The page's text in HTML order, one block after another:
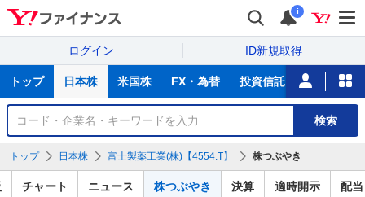
i
ログイン ID新規取得
サ
トップ 日本株 米国株 FX・為替 投資信託 ニュース
銘
検
検索
トップ 日本株 富士製薬工業(株)【4554.T】 株つぶやき
チャート ニュース 株つぶやき 決算 適時開示 配当